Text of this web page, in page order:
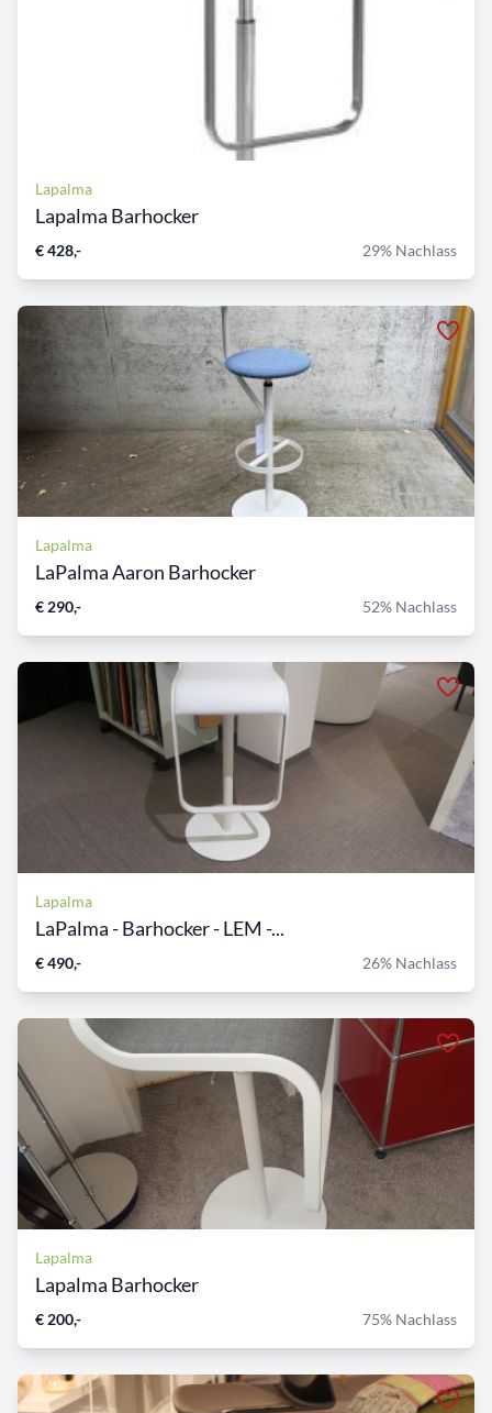
Lapalma
Lapalma Barhocker
€ 428,- 29% Nachlass
Lapalma
LaPalma Aaron Barhocker
€ 290,- 52% Nachlass
Lapalma
LaPalma - Barhocker - LEM -...
€ 490,- 26% Nachlass
Lapalma
Lapalma Barhocker
€ 200,- 75% Nachlass